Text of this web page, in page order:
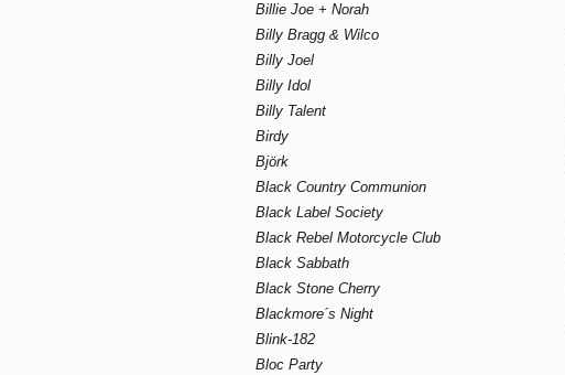
Billie Joe + Norah
Billy Bragg & Wilco
Billy Joel
Billy Idol
Billy Talent
Birdy
Björk
Black Country Communion
Black Label Society
Black Rebel Motorcycle Club
Black Sabbath
Black Stone Cherry
Blackmore´s Night
Blink-182
Bloc Party